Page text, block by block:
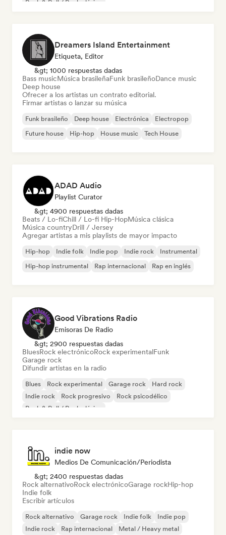
Rock & Roll / Rock clásico
Dreamers Island Entertainment
Etiqueta, Editor
&gt; 1000 respuestas dadas
Bass musicMúsica brasileñaFunk brasileñoDance music
Deep house
Ofrecer a los artistas un contrato editorial.
Firmar artistas o lanzar su música
Funk brasileño Deep house Electrónica
Electropop
Future house
Hip-hop House music Tech House
ADAD Audio
Playlist Curator
&gt; 4900 respuestas dadas
Beats / Lo-fiChill / Lo-fi Hip-HopMúsica clásica
Música countryDrill / Jersey
Agregar artistas a mis playlists de mayor impacto
Hip-hop Indie folk Indie pop Indie rock
Instrumental
Hip-hop instrumental
Rap internacional Rap en inglés
Good Vibrations Radio
Emisoras De Radio
&gt; 2900 respuestas dadas
BluesRock electrónicoRock experimentalFunk
Garage rock
Difundir artistas en la radio
Blues Rock experimental Garage rock
Hard rock
Indie rock
Rock progresivo
Rock psicodélico
Rock & Roll / Rock clásico
indie now
Medios De Comunicación/Periodista
&gt; 2400 respuestas dadas
Rock alternativoRock electrónicoGarage rockHip-hop
Indie folk
Escribir artículos
Rock alternativo Garage rock Indie folk
Indie pop
Indie rock
Rap internacional
Metal / Heavy metal